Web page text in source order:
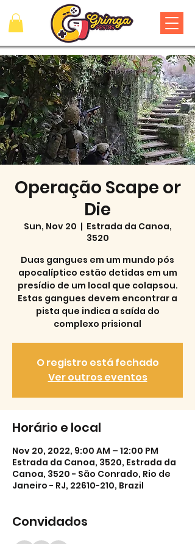
Operação Scape or
Die
Sun, Nov 20
  |
Estrada da Canoa,
3520
Duas gangues em um mundo pós
apocalíptico estão detidas em um
presídio de um local que colapsou.
Estas gangues devem encontrar a
pista que indica a saída do
complexo prisional
O registro está fechado
Ver outros eventos
Horário e local
Nov 20, 2022, 9:00 AM – 12:00 PM
Estrada da Canoa, 3520, Estrada da
Canoa, 3520 - São Conrado, Rio de
Janeiro - RJ, 22610-210, Brazil
Convidados